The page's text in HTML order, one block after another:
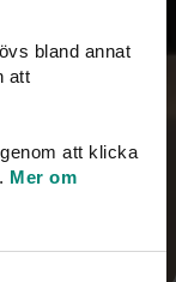
bland annat
att
att klicka
Mer om
closed.
for a response
it as quickly